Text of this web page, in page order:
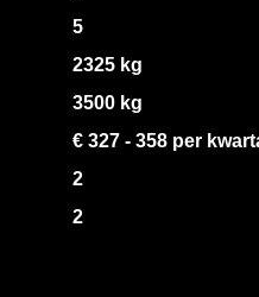
5
2325 kg
3500 kg
€ 327 - 358 per
2
2